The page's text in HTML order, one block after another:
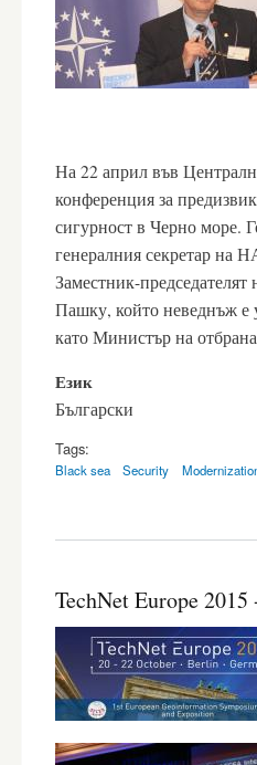
На 22 април във
конференция за
сигурност в Черно море.
генералния секретар на
Заместник-
Пашку, който неведнъж
като Министър на
Език
Български
Tags:
Black sea Security
TechNet Europe